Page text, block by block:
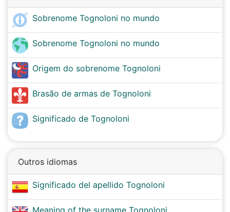
Sobrenome Tognoloni no mundo
Sobrenome Tognoloni no mundo
Origem do sobrenome Tognoloni
Brasão de armas de Tognoloni
Significado de Tognoloni
Outros idiomas
Significado del apellido Tognoloni
Meaning of the surname Tognoloni